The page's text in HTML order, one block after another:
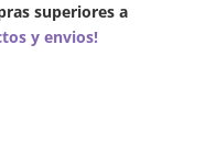
superiores a
y envios!